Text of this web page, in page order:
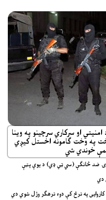
او سرکاري سرچینو په وینا
په وخت ګامونه اخستل کیږي
خوندي شي
ضد څانګې (سي ټي ډي) د یوې پټې
دي